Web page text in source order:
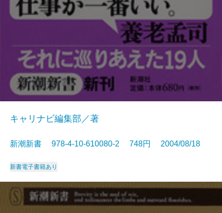
キャリナビ編集部／著
新潮新書 978-4-10-610080-2 748円 2004/08/18
新書電子書籍あり